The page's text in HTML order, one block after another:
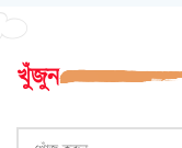
খুঁজুন